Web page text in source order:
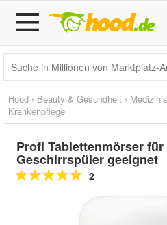
Hood › Beauty & Gesundheit ›
Krankenpflege
Profi Tablettenmörser
Geschirrspüler geeignet
2